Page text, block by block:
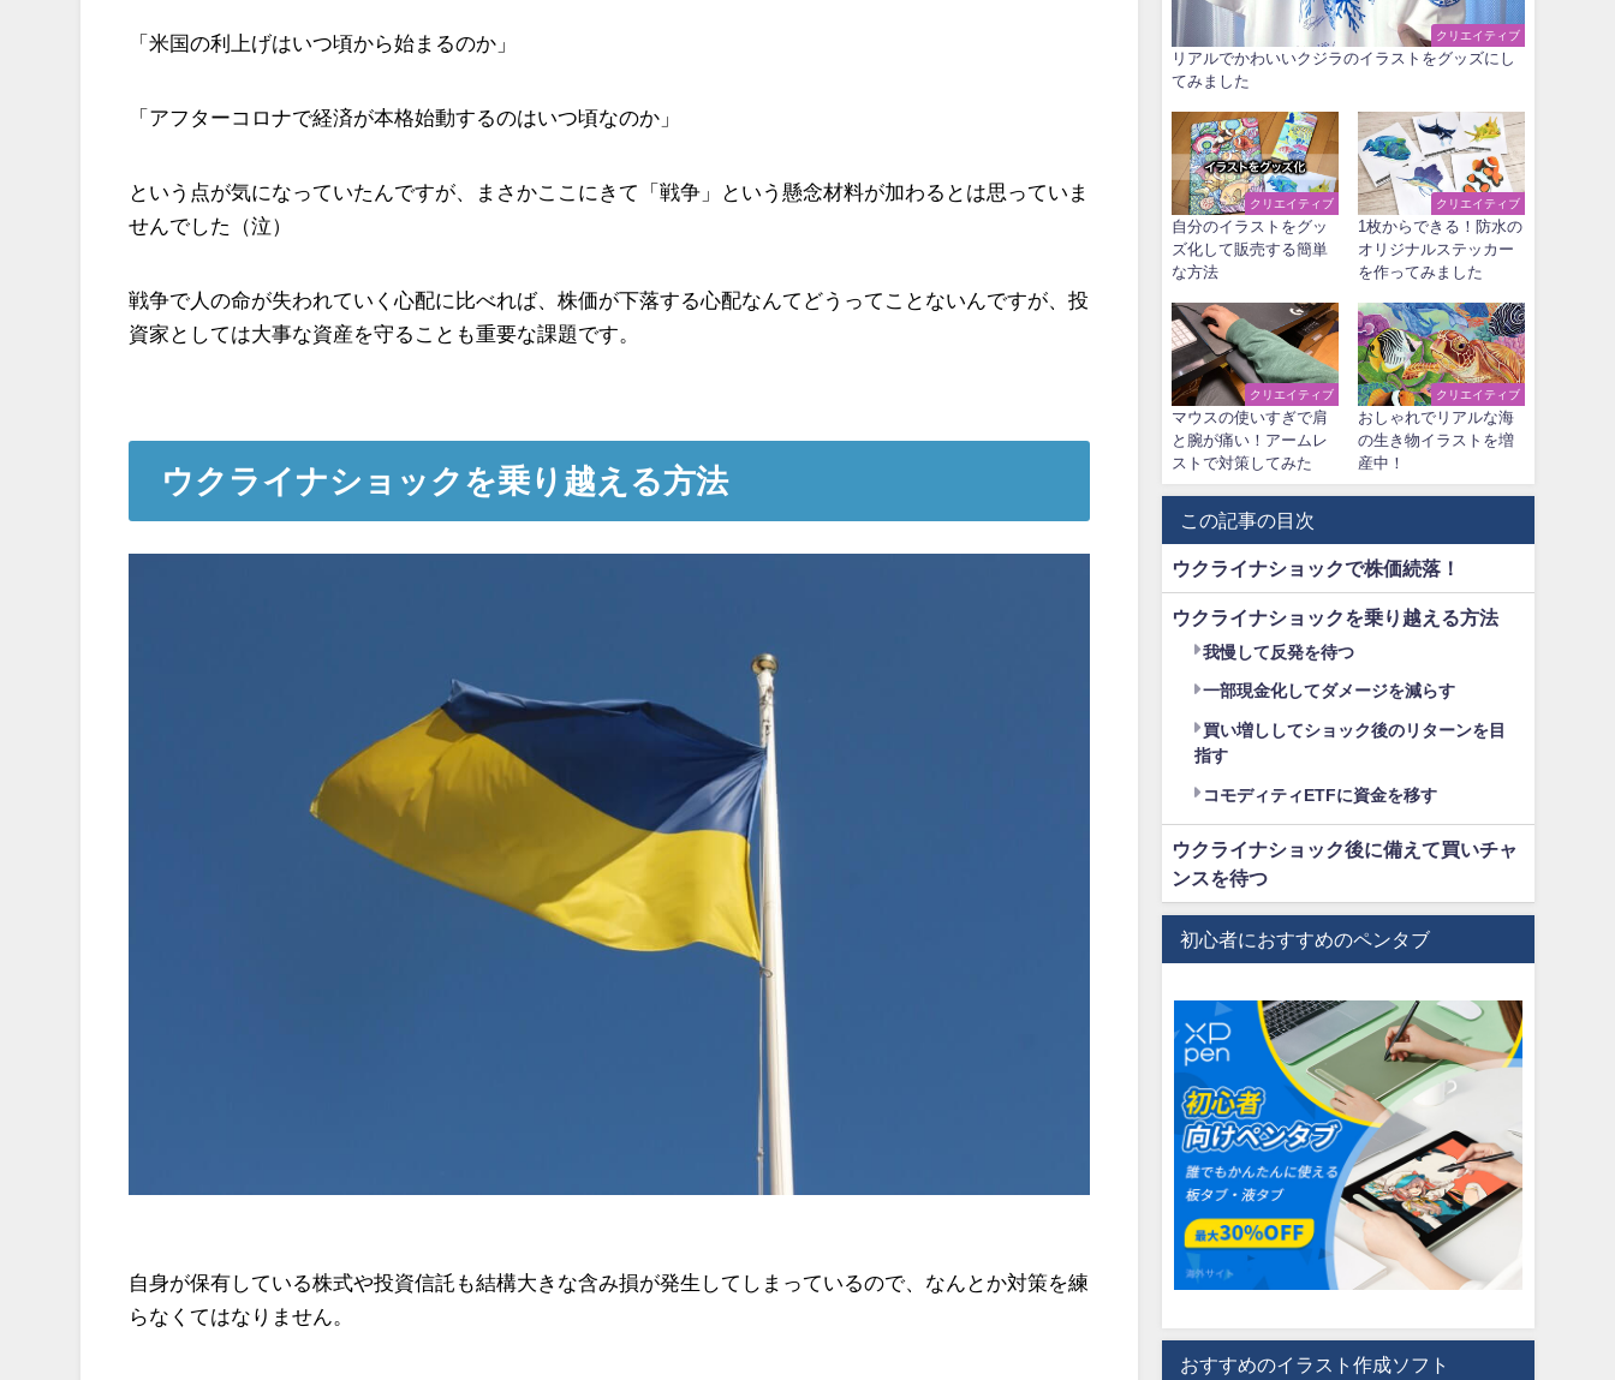
「米国の利上げはいつ頃から始まるのか」
「アフターコロナで経済が本格始動するのはいつ頃なのか」
という点が気になっていたんですが、まさかここにきて「戦争」という懸念材料が加わるとは思っていま
せんでした（泣）
戦争で人の命が失われていく心配に比べれば、株価が下落する心配なんてどうってことないんですが、投
資家としては大事な資産を守ることも重要な課題です。
ウクライナショックを乗り越える方法
自身が保有している株式や投資信託も結構大きな含み損が発生してしまっているので、なんとか対策を練
らなくてはなりません。
クリエイティブ
リアルでかわいいクジラのイラストをグッズにし
てみました
クリエイティブ
自分のイラストをグッ
ズ化して販売する簡単
な方法
クリエイティブ
1枚からできる！防水の
オリジナルステッカー
を作ってみました
クリエイティブ
マウスの使いすぎで肩
と腕が痛い！アームレ
ストで対策してみた
クリエイティブ
おしゃれでリアルな海
の生き物イラストを増
産中！
この記事の目次
ウクライナショックで株価続落！
ウクライナショックを乗り越える方法
我慢して反発を待つ
一部現金化してダメージを減らす
買い増ししてショック後のリターンを目
指す
コモディティETFに資金を移す
ウクライナショック後に備えて買いチャ
ンスを待つ
初心者におすすめのペンタブ
おすすめのイラスト作成ソフト